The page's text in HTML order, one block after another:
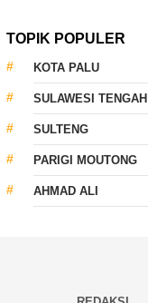
TOPIK POPULER
KOTA PALU
SULAWESI TENGAH
SULTENG
PARIGI MOUTONG
AHMAD ALI